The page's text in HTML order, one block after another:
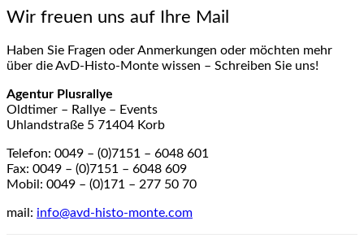
Wir freuen uns auf Ihre Mail
Haben Sie Fragen oder Anmerkungen oder möchten mehr
über die AvD-Histo-Monte wissen – Schreiben Sie uns!
Agentur Plusrallye
Oldtimer – Rallye – Events
Uhlandstraße 5 71404 Korb
Telefon: 0049 – (0)7151 – 6048 601
Fax: 0049 – (0)7151 – 6048 609
Mobil: 0049 – (0)171 – 277 50 70
mail: info@avd-histo-monte.com